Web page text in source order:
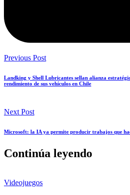
Previous Post
Landking y Shell Lubricantes sellan alianza
rendimiento de sus vehículos en Chile
Next Post
Microsoft: la IA ya permite producir trabajos que
Continúa leyendo
Videojuegos